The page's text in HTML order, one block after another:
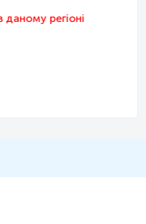
регіоні